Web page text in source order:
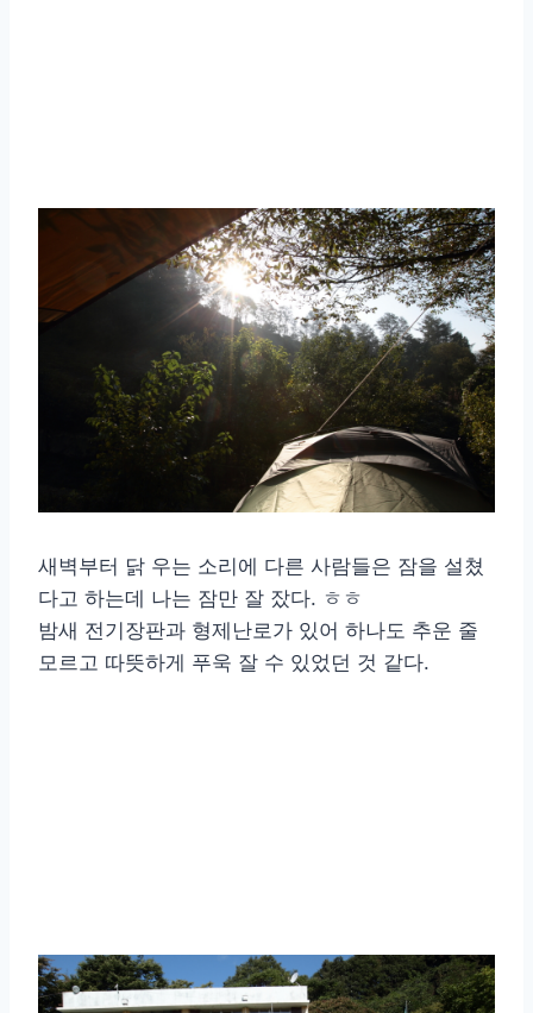
새벽부터 닭 우는 소리에 다른 사람들은 잠을 설쳤
다고 하는데 나는 잠만 잘 잤다. ㅎㅎ
밤새 전기장판과 형제난로가 있어 하나도 추운 줄
모르고 따뜻하게 푸욱 잘 수 있었던 것 같다.